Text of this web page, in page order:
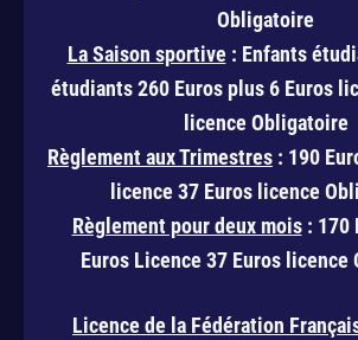
Obligatoire
La Saison sportive : Enfants
étudiants 260 Euros plus 6 Euros
licence Obligatoire
Règlement aux Trimestres : 190
licence 37 Euros licence
Règlement pour deux mois: 170
Euros Licence 37 Euros licence
Licence de la Fédération